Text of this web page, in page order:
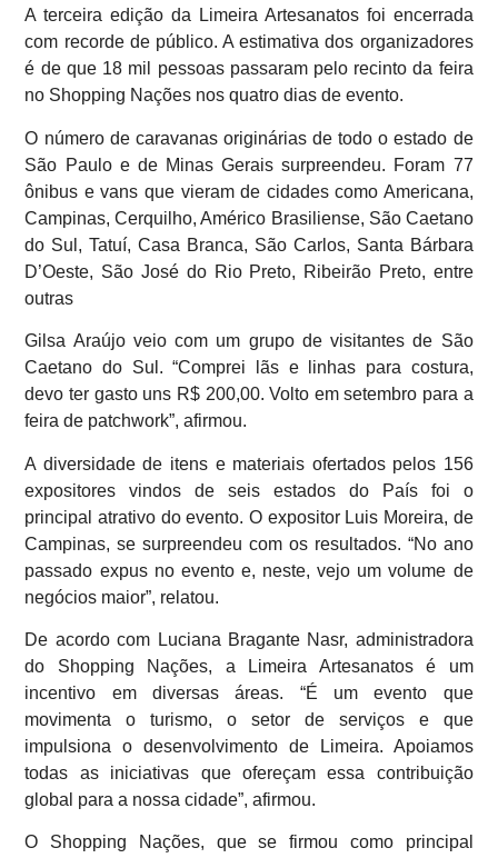
A terceira edição da Limeira Artesanatos foi encerrada
com recorde de público. A estimativa dos organizadores
é de que 18 mil pessoas passaram pelo recinto da feira
no Shopping Nações nos quatro dias de evento.
O número de caravanas originárias de todo o estado de
São Paulo e de Minas Gerais surpreendeu. Foram 77
ônibus e vans que vieram de cidades como Americana,
Campinas, Cerquilho, Américo Brasiliense, São Caetano
do Sul, Tatuí, Casa Branca, São Carlos, Santa Bárbara
D’Oeste, São José do Rio Preto, Ribeirão Preto, entre
outras
Gilsa Araújo veio com um grupo de visitantes de São
Caetano do Sul. “Comprei lãs e linhas para costura,
devo ter gasto uns R$ 200,00. Volto em setembro para a
feira de patchwork”, afirmou.
A diversidade de itens e materiais ofertados pelos 156
expositores vindos de seis estados do País foi o
principal atrativo do evento. O expositor Luis Moreira, de
Campinas, se surpreendeu com os resultados. “No ano
passado expus no evento e, neste, vejo um volume de
negócios maior”, relatou.
De acordo com Luciana Bragante Nasr, administradora
do Shopping Nações, a Limeira Artesanatos é um
incentivo em diversas áreas. “É um evento que
movimenta o turismo, o setor de serviços e que
impulsiona o desenvolvimento de Limeira. Apoiamos
todas as iniciativas que ofereçam essa contribuição
global para a nossa cidade”, afirmou.
O Shopping Nações, que se firmou como principal